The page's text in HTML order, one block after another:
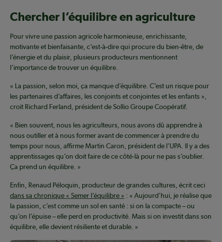
Chercher l’équilibre en agriculture
Pour vivre une passion agricole harmonieuse, enrichissante,
motivante et bienfaisante, c’est-à-dire qui procure du bien-être, de
l’énergie et du plaisir, plusieurs producteurs mentionnent
l’importance de trouver un équilibre.
« La passion, selon moi, ça manque d’équilibre. C’est un risque pour
les partenaires d’affaires, les conjoints et conjointes et les enfants »,
croit Richard Ferland, président de Sollio Groupe Coopératif.
« Bien souvent, nous les agriculteurs, nous avons dû apprendre à
nous outiller et à nous former avant de commencer à prendre du
temps pour nous, affirme Martin Caron, président de l’UPA. Il y a des
apprentissages qu’on doit faire de ce côté-là pour ne pas s’oublier.
Ça prend un équilibre. »
Enfin, Renaud Péloquin, producteur de grandes cultures, écrit ceci
dans sa chronique « Semer l’équilibre » : « Aujourd’hui, je réalise que
la passion, c’est comme un sol en santé : si on la compacte – ou
qu’on l’épuise – elle perd en productivité. Mais si on investit dans son
équilibre, elle devient résiliente et durable. »